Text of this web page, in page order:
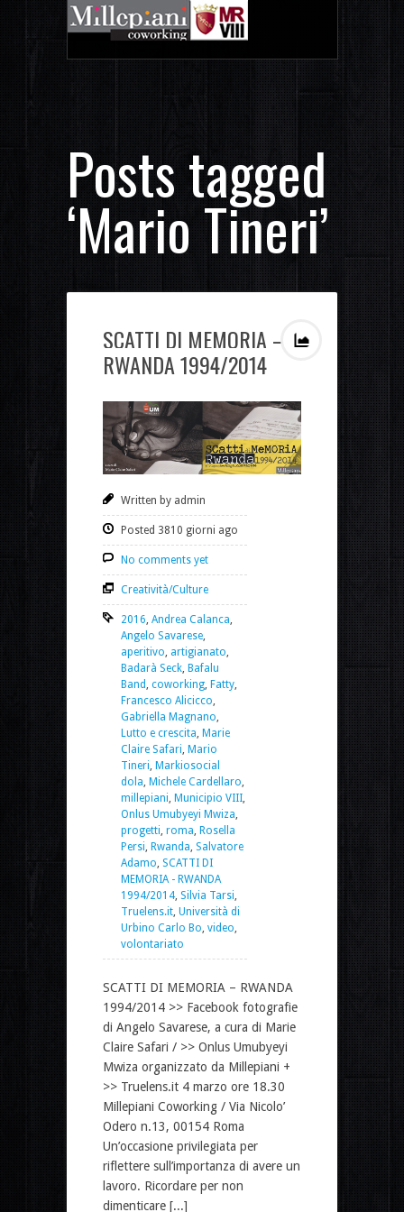
Posts tagged
‘Mario Tineri’
SCATTI DI MEMORIA –
RWANDA 1994/2014
Written by admin
Posted 3810 giorni ago
No comments yet
Creatività/Culture
2016, Andrea Calanca,
Angelo Savarese,
aperitivo, artigianato,
Badarà Seck, Bafalu
Band , coworking, Fatty,
Francesco Alicicco,
Gabriella Magnano,
Lutto e crescita, Marie
Claire Safari, Mario
Tineri, Markiosocial
dola, Michele Cardellaro,
millepiani, Municipio VIII,
Onlus Umubyeyi Mwiza,
progetti, roma, Rosella
Persi, Rwanda, Salvatore
Adamo, SCATTI DI
MEMORIA - RWANDA
1994/2014, Silvia Tarsi,
Truelens.it, Università di
Urbino Carlo Bo, video,
volontariato
SCATTI DI MEMORIA – RWANDA
1994/2014 >> Facebook fotografie
di Angelo Savarese, a cura di Marie
Claire Safari / >> Onlus Umubyeyi
Mwiza organizzato da Millepiani +
>> Truelens.it 4 marzo ore 18.30
Millepiani Coworking / Via Nicolo’
Odero n.13, 00154 Roma
Un’occasione privilegiata per
riflettere sull’importanza di avere un
lavoro. Ricordare per non
dimenticare [...]